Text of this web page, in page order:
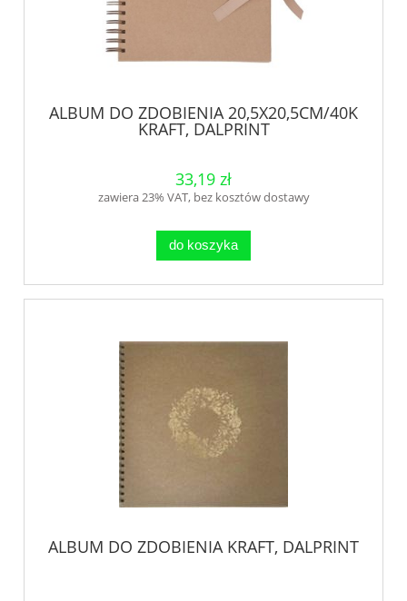
ALBUM DO ZDOBIENIA 20,5X20,5CM/40K
KRAFT, DALPRINT
33,19 zł
zawiera 23% VAT, bez kosztów dostawy
do koszyka
ALBUM DO ZDOBIENIA KRAFT, DALPRINT